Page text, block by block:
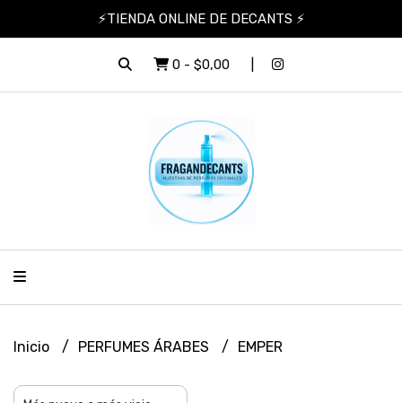
⚡TIENDA ONLINE DE DECANTS ⚡
0 - $0,00
Inicio PERFUMES ÁRABES EMPER